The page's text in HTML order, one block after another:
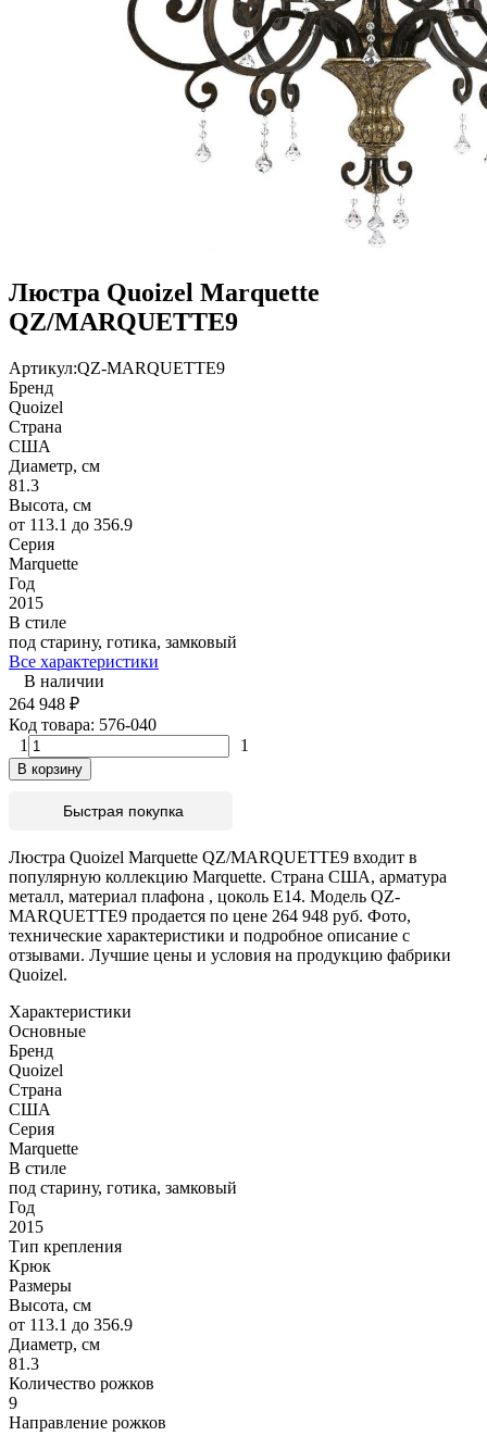
Люстра Quoizel Marquette
QZ/MARQUETTE9
Артикул:QZ-MARQUETTE9
Бренд
Quoizel
Страна
США
Диаметр, см
81.3
Высота, см
от 113.1 до 356.9
Серия
Marquette
Год
2015
В стиле
под старину, готика, замковый
Все характеристики
В наличии
264 948 ₽
Код товара: 576-040
1
1
В корзину
Быстрая покупка
Люстра Quoizel Marquette QZ/MARQUETTE9 входит в
популярную коллекцию Marquette. Страна США, арматура
металл, материал плафона , цоколь E14. Модель QZ-
MARQUETTE9 продается по цене 264 948 руб. Фото,
технические характеристики и подробное описание с
отзывами. Лучшие цены и условия на продукцию фабрики
Quoizel.
Характеристики
Основные
Бренд
Quoizel
Страна
США
Серия
Marquette
В стиле
под старину, готика, замковый
Год
2015
Тип крепления
Крюк
Размеры
Высота, см
от 113.1 до 356.9
Диаметр, см
81.3
Количество рожков
9
Направление рожков